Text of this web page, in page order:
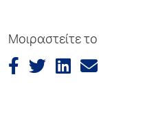
Μοιραστείτε το